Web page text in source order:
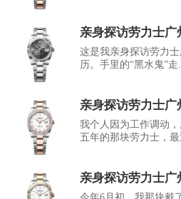
亲身探访劳力士广
这是我亲身探访劳力
历。手里的“黑水鬼”走
亲身探访劳力士广
我个人因为工作调动
五年的那块劳力士，最
亲身探访劳力士广